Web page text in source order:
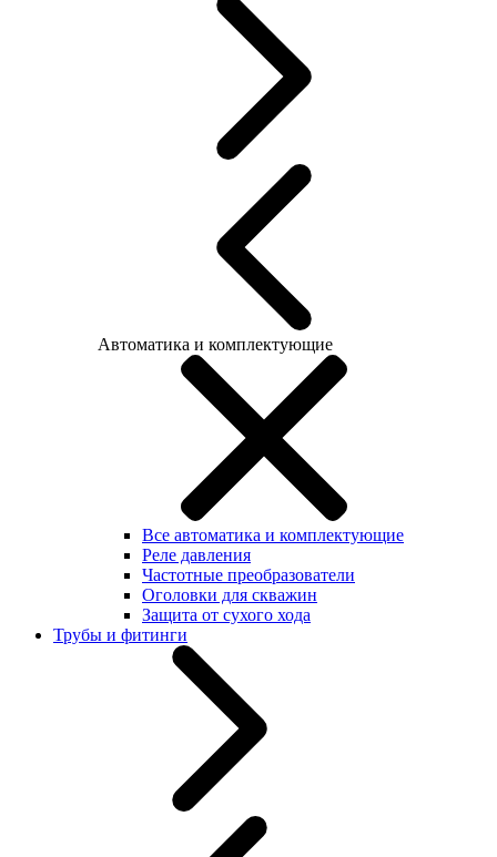
Автоматика и комплектующие
Все автоматика и комплектующие
Реле давления
Частотные преобразователи
Оголовки для скважин
Защита от сухого хода
Трубы и фитинги